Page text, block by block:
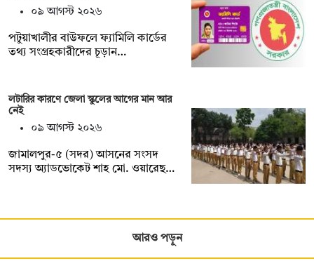
০৯ আগস্ট ২০২৬
পটুয়াখালীর বাউফলে ফ্যামিলি কার্ডের
তথ্য সংগ্রহকারীদের চূড়ান…
লটারির কারণে জেলা স্কুলের আগের মান আর
নেই
০৯ আগস্ট ২০২৬
জামালপুর-৫ (সদর) আসনের সংসদ
সদস্য অ্যাডভোকেট শাহ মো. ওয়ারেছ…
আরও পড়ুন